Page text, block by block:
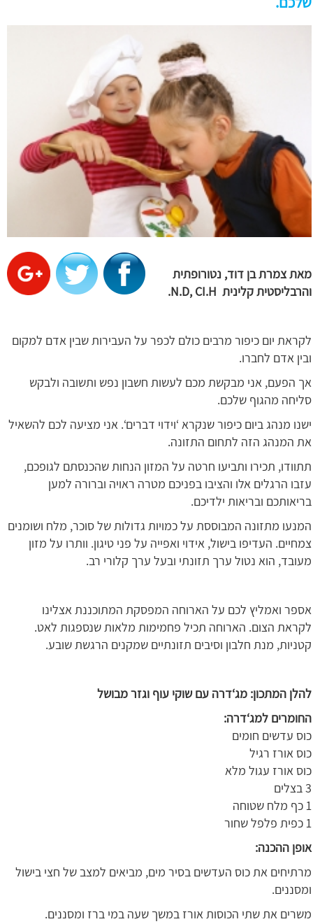
מאת צמרת בן דוד, נטורופתית
והרבליסטית קלינית N.D, CI.H.
לקראת יום כיפור מרבים כולם לכפר על העבירות שבין אדם למקום
ובין אדם לחברו.
אך הפעם, אני מבקשת מכם לעשות חשבון נפש ותשובה ולבקש
סליחה מהגוף שלכם.
ישנו מנהג ביום כיפור שנקרא ‘וידוי דברים‘. אני מציעה לכם להשאיל
את המנהג הזה לתחום התזונה.
תתוודו, תכירו ותביעו חרטה על המזון הנחות שהכנסתם לגופכם,
עזבו הרגלים אלו והציבו בפניכם מטרה ראויה וברורה למען
בריאותכם ובריאות ילדיכם.
המנעו מתזונה המבוססת על כמויות גדולות של סוכר, מלח ושומנים
צמחיים. העדיפו בישול, אידוי ואפייה על פני טיגון. וותרו על מזון
מעובד, הוא נטול ערך תזונתי ובעל ערך קלורי רב.
אספר ואמליץ לכם על הארוחה המפסקת המתוכננת אצלינו
לקראת הצום. הארוחה תכיל פחמימות מלאות שנספגות לאט.
קטניות, מנת חלבון וסיבים תזונתיים שמקנים הרגשת שובע.
להלן המתכון: מג‘דרה עם שוקי עוף וגזר מבושל
החומרים למג‘דרה:
כוס עדשים חומים
כוס אורז רגיל
כוס אורז עגול מלא
3 בצלים
1 כף מלח שטוחה
1 כפית פלפל שחור
אופן ההכנה:
מרתיחים את כוס העדשים בסיר מים, מביאים למצב של חצי בישול
ומסננים.
משרים את שתי הכוסות אורז במשך שעה במי ברז ומסננים.